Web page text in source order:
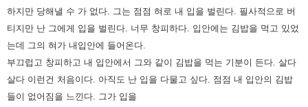
하지만 당해낼 수 가 없다.
그는 점점 혀로 내 입을 벌린다. 필사적으로 버
티지만 난 그에게 입을 벌린다. 너무 창피하다. 입안에는 김밥을 먹고 있었
는데 그의 혀가 내입안에 들어온다.
부끄럽고 창피하고 내 입안에서 그와 같이 김밥을 먹는 기분이 든다. 살다
살다 이런건 처음이다. 아직도 난 입을 다물고 싶다. 점점 내 입안의 김밥
들이 없어짐을 느낀다.
그가 입을